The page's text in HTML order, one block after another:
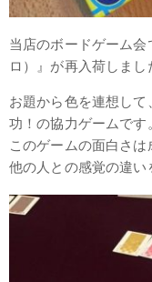
当店のボードゲーム
ロ）』が再入荷しまし
お題から色を連想し
功！の協力ゲームです
このゲームの面白さは
他の人との感覚の違い